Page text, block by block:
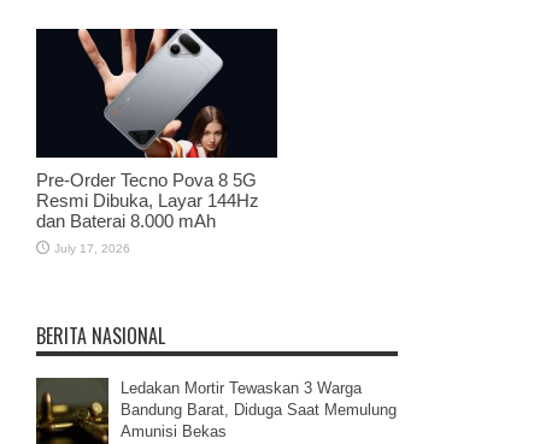
Pre-Order Tecno Pova 8 5G
Resmi Dibuka, Layar 144Hz
dan Baterai 8.000 mAh
July 17, 2026
BERITA NASIONAL
Ledakan Mortir Tewaskan 3 Warga
Bandung Barat, Diduga Saat Memulung
Amunisi Bekas